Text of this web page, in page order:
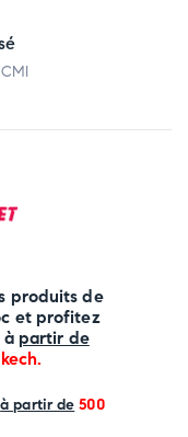
produits de
et profitez
à partir de
.
à partir de 500